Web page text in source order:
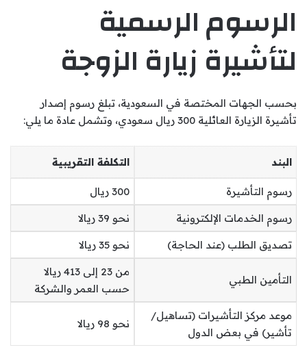
الرسوم الرسمية
لتأشيرة زيارة الزوجة
بحسب الجهات المختصة في السعودية، تبلغ رسوم إصدار
تأشيرة الزيارة العائلية 300 ريال سعودي، وتشمل عادة ما يلي:
البند التكلفة التقريبية
رسوم التأشيرة 300 ريال
رسوم الخدمات الإلكترونية نحو 39 ريالا
تصديق الطلب (عند الحاجة) نحو 35 ريالا
التأمين الطبي
من 23 إلى 413 ريالا
حسب العمر والشركة
موعد مركز التأشيرات (تساهيل/
تأشير) في بعض الدول
نحو 98 ريالا